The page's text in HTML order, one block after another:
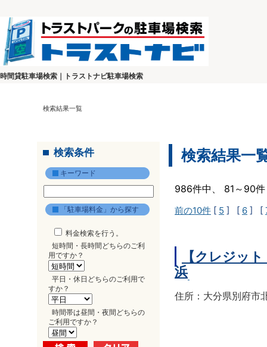
時間貸駐車場検索｜トラストナビ駐車場検索
検索結果一覧
検索条件
キーワード
「駐車場料金」から探す
料金検索を行う。
短時間・長時間どちらのご利
用ですか？
平日・休日どちらのご利用で
すか？
時間帯は昼間・夜間どちらの
ご利用ですか？
検索結果一
986件中、 81～90
前の10件 [ 5 ] [ 6 ] [
【クレジッ
浜
住所：大分県別府市